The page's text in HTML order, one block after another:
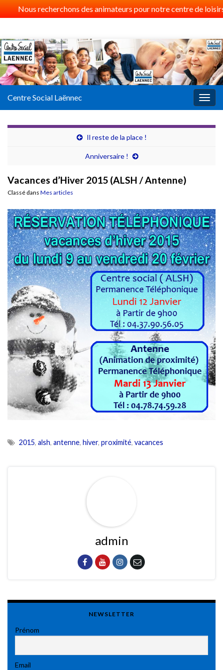
Nous recherchons des animateurs pour notre centre de
Centre Social Laënnec
Il reste de la place !
Anniversaire !
Vacances d’Hiver 2015 (ALSH / Antenne)
Classé dans Mes articles
2015, alsh, antenne, hiver, proximité, vacances
admin
NEWSLETTER
Prénom
Email